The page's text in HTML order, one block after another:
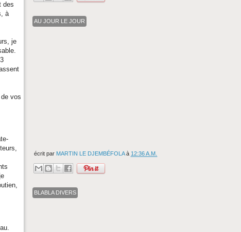
des
à
je
vos
AU JOUR LE JOUR
écrit par MARTIN LE DJEMBÉFOLAà 12:36 A.M.
BLABLA DIVERS